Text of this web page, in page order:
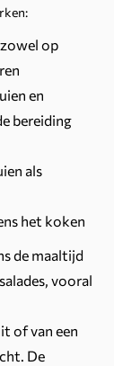
op
en
bereiding
als
het koken
de maaltijd
vooral
of van een
De